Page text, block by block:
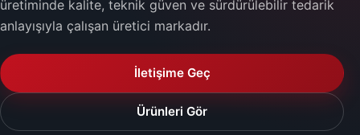
üretiminde kalite, teknik güven ve sürdürülebilir tedarik
anlayışıyla çalışan üretici markadır.
İletişime Geç
Ürünleri Gör